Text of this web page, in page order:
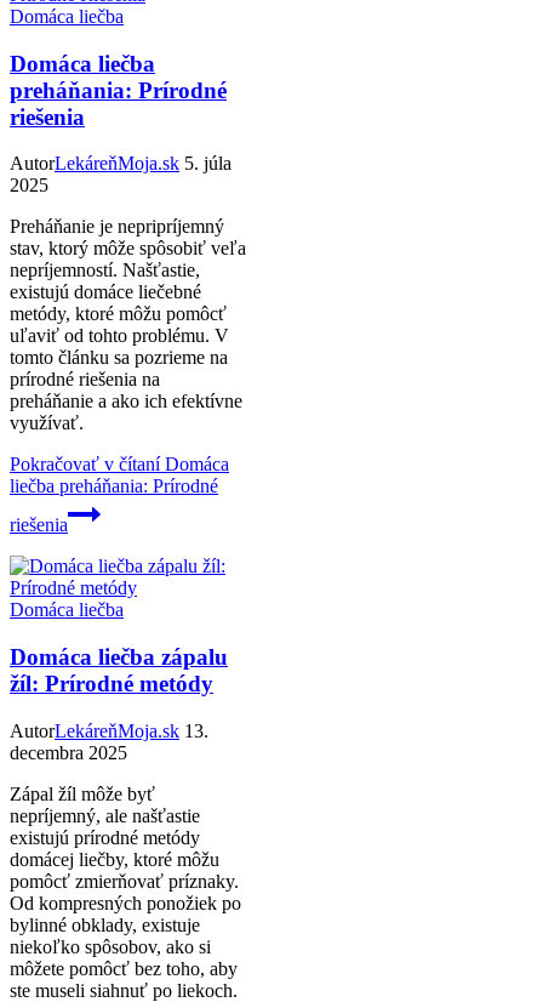
Domáca liečba
Domáca liečba
preháňania: Prírodné
riešenia
AutorLekáreňMoja.sk 5. júla
2025
Preháňanie je nepripríjemný
stav, ktorý môže spôsobiť veľa
nepríjemností. Našťastie,
existujú domáce liečebné
metódy, ktoré môžu pomôcť
uľaviť od tohto problému. V
tomto článku sa pozrieme na
prírodné riešenia na
preháňanie a ako ich efektívne
využívať.
Pokračovať v čítaníDomáca
liečba preháňania: Prírodné
riešenia
Domáca liečba
Domáca liečba zápalu
žíl: Prírodné metódy
AutorLekáreňMoja.sk 13.
decembra 2025
Zápal žíl môže byť
nepríjemný, ale našťastie
existujú prírodné metódy
domácej liečby, ktoré môžu
pomôcť zmierňovať príznaky.
Od kompresných ponožiek po
bylinné obklady, existuje
niekoľko spôsobov, ako si
môžete pomôcť bez toho, aby
ste museli siahnuť po liekoch.